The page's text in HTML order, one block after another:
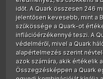
időt. A Quark összesen 246
jelentősen kevesebb, mint a
szűkössége a Quark-ot
inflációérzékennyé teszi. A
védelméről, mivel a Quark
alapértelmezés szerint
azok számára, akik értékelik
Összegzésképpen a Quark